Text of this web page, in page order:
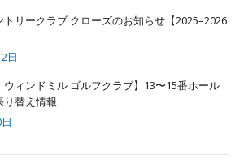
リークラブ クローズのお知らせ【2025–2026
日
ウィンドミル ゴルフクラブ】13〜15番ホール
り替え情報